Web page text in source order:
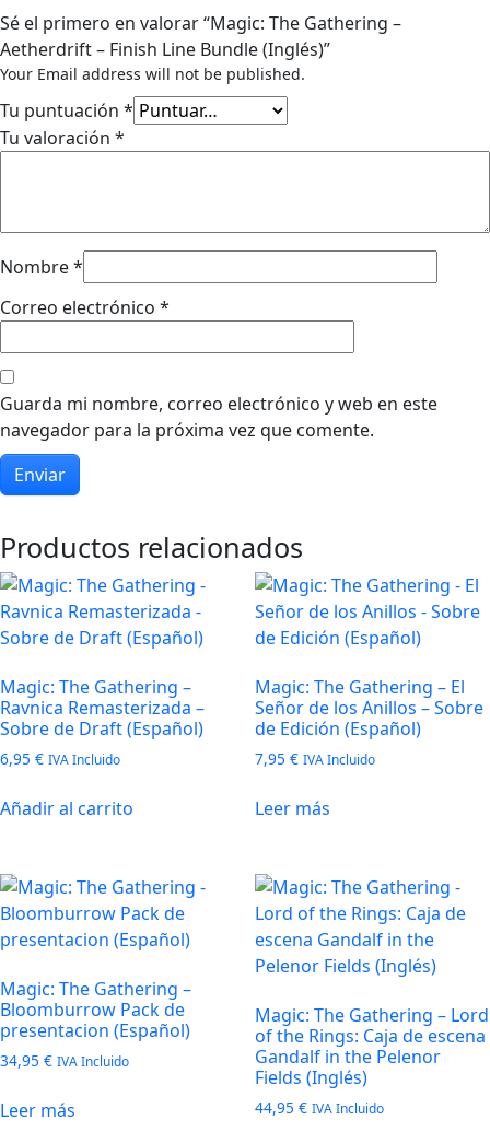
Sé el primero en valorar “Magic: The Gathering –
Aetherdrift – Finish Line Bundle (Inglés)”
Your Email address will not be published.
Tu puntuación *
Tu valoración *
Nombre*
Correo electrónico *
Guarda mi nombre, correo electrónico y web en este
navegador para la próxima vez que comente.
Productos relacionados
Magic: The Gathering –
Ravnica Remasterizada –
Sobre de Draft (Español)
6,95 € IVA Incluido
Añadir al carrito
Magic: The Gathering – El
Señor de los Anillos – Sobre
de Edición (Español)
7,95 € IVA Incluido
Leer más
Magic: The Gathering –
Bloomburrow Pack de
presentacion (Español)
34,95 € IVA Incluido
Leer más
Magic: The Gathering – Lord
of the Rings: Caja de escena
Gandalf in the Pelenor
Fields (Inglés)
44,95 € IVA Incluido